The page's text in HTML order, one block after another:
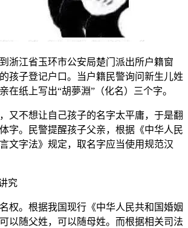
浙江省玉环市公安局楚门派出所户籍窗
孩子登记户口。当户籍民警询问新生儿姓
在纸上写出“胡夢淵”（化名）三个字。
又不想让自己孩子的名字太平庸，于是翻
字。民警提醒孩子父亲，根据《中华人民
文字法》规定，取名字应当使用规范汉
究
权。根据我国现行《中华人民共和国婚姻
以随父姓，可以随母姓。而根据相关司法